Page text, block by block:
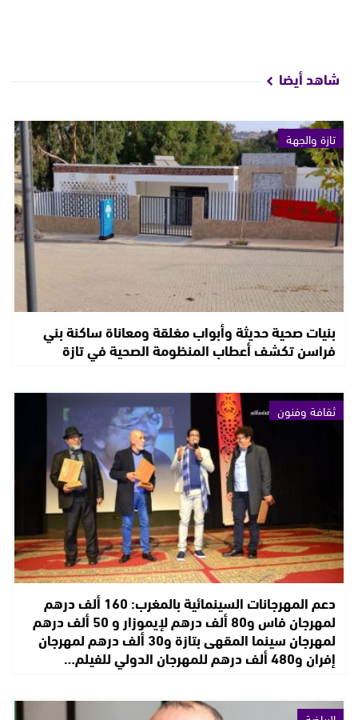
شاهد أيضا
تازة والجهة
بنيات صحية حديثة وأبواب مغلقة ومعاناة ساكنة بني
فراسن تكشف أعطاب المنظومة الصحية في تازة
ثقافة وفنون
دعم المهرجانات السينمائية بالمغرب: 160 ألف درهم
لمهرجان فاس و80 ألف درهم لإيموزار و 50 ألف درهم
لمهرجان سينما المقهى بتازة و30 ألف درهم لمهرجان
إفران و480 ألف درهم للمهرجان الدولي للفيلم…